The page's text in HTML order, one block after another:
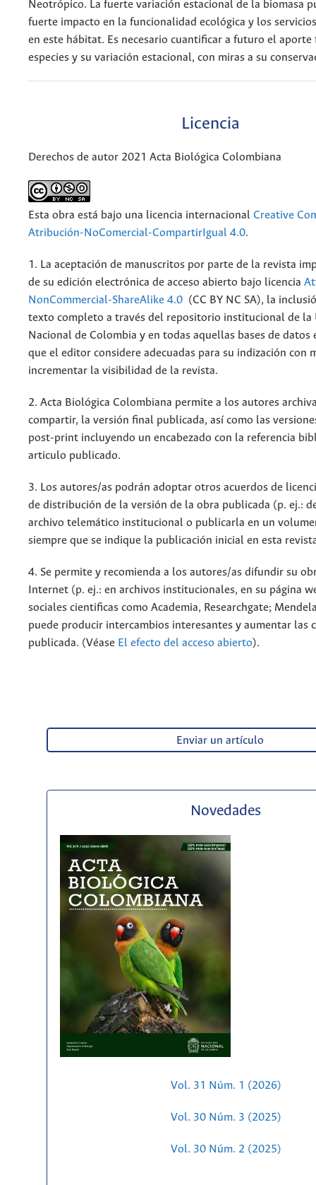
Neotrópico. La fuerte variación estacional de la biomasa
fuerte impacto en la funcionalidad ecológica y los
en este hábitat. Es necesario cuantificar a futuro el aporte
especies y su variación estacional, con miras a su
Licencia
Derechos de autor 2021 Acta Biológica Colombiana
Esta obra está bajo una licencia internacional Creative
Atribución-NoComercial-CompartirIgual 4.0.
1. La aceptación de manuscritos por parte de la revista
de su edición electrónica de acceso abierto bajo licencia
NonCommercial-ShareAlike 4.0 (CC BY NC SA), la
texto completo a través del repositorio institucional de la
Nacional de Colombia y en todas aquellas bases de datos
que el editor considere adecuadas para su indización con
incrementar la visibilidad de la revista.
2. Acta Biológica Colombiana permite a los autores
compartir, la versión final publicada, así como las
post-print incluyendo un encabezado con la referencia
articulo publicado.
3. Los autores/as podrán adoptar otros acuerdos de
de distribución de la versión de la obra publicada (p. ej.:
archivo telemático institucional o publicarla en un
siempre que se indique la publicación inicial en esta
4. Se permite y recomienda a los autores/as difundir su
Internet (p. ej.: en archivos institucionales, en su página
sociales cientificas como Academia, Researchgate;
puede producir intercambios interesantes y aumentar las
publicada. (Véase El efecto del acceso abierto).
Enviar un artículo
Novedades
Vol. 31 Núm. 1 (2026)
Vol. 30 Núm. 3 (2025)
Vol. 30 Núm. 2 (2025)